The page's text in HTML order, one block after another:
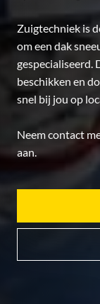
Zuigtechniek is
om een dak
gespecialiseerd.
beschikken en
snel bij jou op
Neem contact
aan.